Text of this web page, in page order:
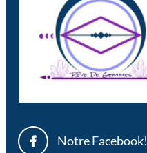
Notre Facebook!